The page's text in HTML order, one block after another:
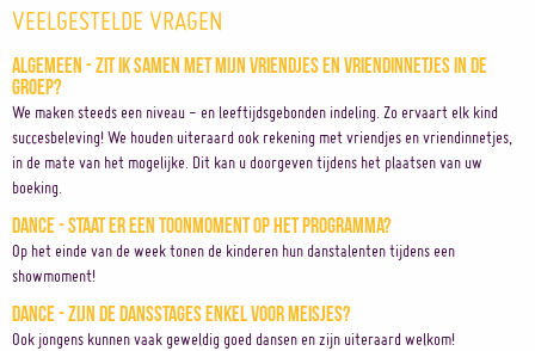
VEELGESTELDE VRAGEN
Algemeen - Zit ik samen met mijn vriendjes en vriendinnetjes in de
groep?
We maken steeds een niveau - en leeftijdsgebonden indeling. Zo ervaart elk kind
succesbeleving! We houden uiteraard ook rekening met vriendjes en vriendinnetjes,
in de mate van het mogelijke. Dit kan u doorgeven tijdens het plaatsen van uw
boeking.
Dance - Staat er een toonmoment op het programma?
Op het einde van de week tonen de kinderen hun danstalenten tijdens een
showmoment!
Dance - Zijn de dansstages enkel voor meisjes?
Ook jongens kunnen vaak geweldig goed dansen en zijn uiteraard welkom!